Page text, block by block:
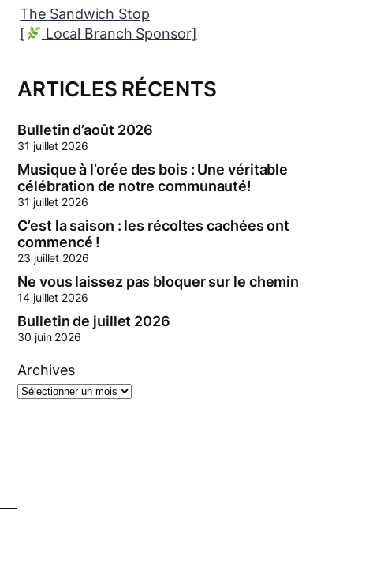
The Sandwich Stop
[
Local Branch Sponsor]
ARTICLES RÉCENTS
Bulletin d’août 2026
31 juillet 2026
Musique à l’orée des bois : Une véritable
célébration de notre communauté!
31 juillet 2026
C’est la saison : les récoltes cachées ont
commencé !
23 juillet 2026
Ne vous laissez pas bloquer sur le chemin
14 juillet 2026
Bulletin de juillet 2026
30 juin 2026
Archives